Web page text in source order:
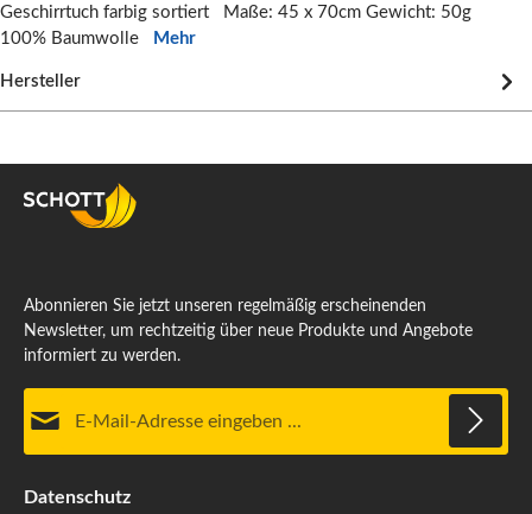
Geschirrtuch farbig sortiert Maße: 45 x 70cm Gewicht: 50g
100% Baumwolle
Mehr
Hersteller
Abonnieren Sie jetzt unseren regelmäßig erscheinenden
Newsletter, um rechtzeitig über neue Produkte und Angebote
informiert zu werden.
Datenschutz